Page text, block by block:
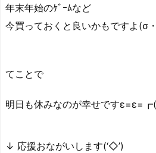
年末年始のｹﾞｰﾑなど
今買っておくと良いかもですよ(σ
てことで
明日も休みなのが幸せです
↓ 応援おながいします(‘◇’)ゞ